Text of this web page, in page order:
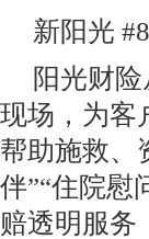
新阳光
阳光财
现场，为客
帮助施救、
伴”“住院慰
赔透明服务